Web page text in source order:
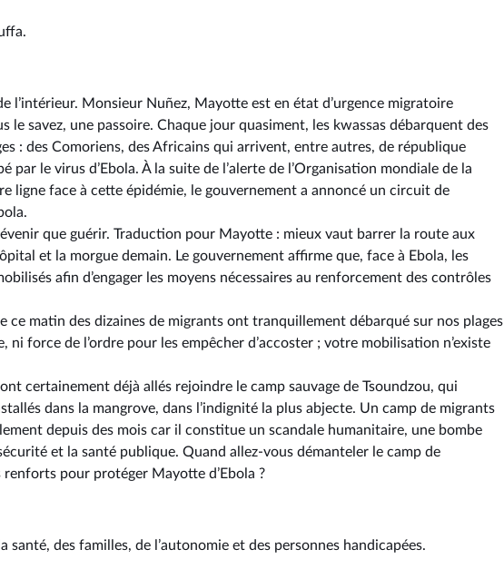
l’intérieur. Monsieur Nuñez, Mayotte est en état d’urgence migratoire
savez, une passoire. Chaque jour quasiment, les kwassas débarquent des
: des Comoriens, des Africains qui arrivent, entre autres, de république
par le virus d’Ebola. À la suite de l’alerte de l’Organisation mondiale de la
ligne face à cette épidémie, le gouvernement a annoncé un circuit de
que guérir. Traduction pour Mayotte : mieux vaut barrer la route aux
et la morgue demain. Le gouvernement affirme que, face à Ebola, les
afin d’engager les moyens nécessaires au renforcement des contrôles
ce matin des dizaines de migrants ont tranquillement débarqué sur nos plages
force de l’ordre pour les empêcher d’accoster ; votre mobilisation n’existe
certainement déjà allés rejoindre le camp sauvage de Tsoundzou, qui
dans la mangrove, dans l’indignité la plus abjecte. Un camp de migrants
depuis des mois car il constitue un scandale humanitaire, une bombe
et la santé publique. Quand allez-vous démanteler le camp de
pour protéger Mayotte d’Ebola ?
santé, des familles, de l’autonomie et des personnes handicapées.